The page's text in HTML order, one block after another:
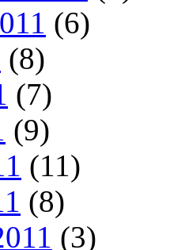
(6)
(8)
(7)
(9)
(11)
(8)
(3)